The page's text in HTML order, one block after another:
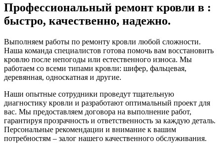
Профессиональный ремонт кровли в :
быстро, качественно, надежно.
Выполняем работы по ремонту кровли любой сложности.
Наша команда специалистов готова помочь вам восстановить
кровлю после непогоды или естественного износа. Мы
работаем со всеми типами кровли: шифер, фальцевая,
деревянная, односкатная и другие.
Наши опытные сотрудники проведут тщательную
диагностику кровли и разработают оптимальный проект для
вас. Мы предоставляем договора на выполнение работ,
гарантируя прозрачность и ответственность за каждую деталь.
Персональные рекомендации и внимание к вашим
потребностям – залог нашего качественного обслуживания.